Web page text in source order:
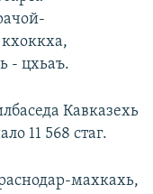
- цхьаъ.
Кавказехь
11 568 стаг.
махкахь,